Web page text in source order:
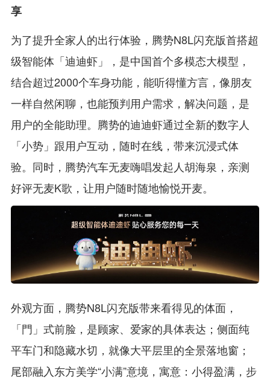
享
为了提升全家人的出行体验，腾势N8L闪充版首搭超
级智能体「迪迪虾」，是中国首个多模态大模型，
结合超过2000个车身功能，能听得懂方言，像朋友
一样自然闲聊，也能预判用户需求，解决问题，是
用户的全能助理。腾势的迪迪虾通过全新的数字人
「小势」跟用户互动，随时在线，带来沉浸式体
验。同时，腾势汽车无麦嗨唱发起人胡海泉，亲测
好评无麦K歌，让用户随时随地愉悦开麦。
外观方面，腾势N8L闪充版带来看得见的体面，
「門」式前脸，是顾家、爱家的具体表达；侧面纯
平车门和隐藏水切，就像大平层里的全景落地窗；
尾部融入东方美学“小满”意境，寓意：小得盈满，步